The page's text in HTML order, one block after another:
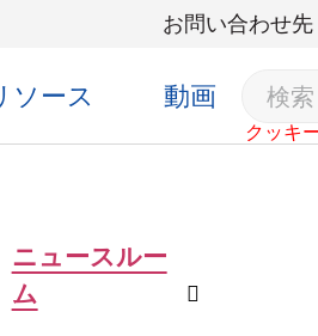
お問い合わせ先
ソース 動画
クッキ
ン
ニュースルー
ム
ドロップ